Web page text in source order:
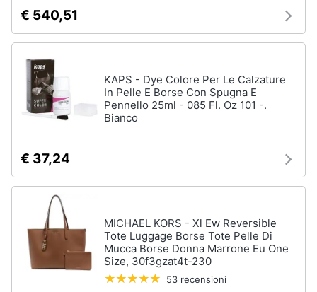
Giocattoli
Prima
infanzia
Fotografia
Abbigliamento
Sport
Animali
Scarpe
Sneakers
Scarpe
nike
tutti
Accessori
Sigaretta
elettronica
€ 540,51
KAPS - Dye Colore Per Le Calzature
In Pelle E Borse Con Spugna E
Pennello 25ml - 085 Fl. Oz 101 -.
Bianco
€ 37,24
MICHAEL KORS - Xl Ew Reversible
Tote Luggage Borse Tote Pelle Di
Mucca Borse Donna Marrone Eu One
Size, 30f3gzat4t-230
53 recensioni